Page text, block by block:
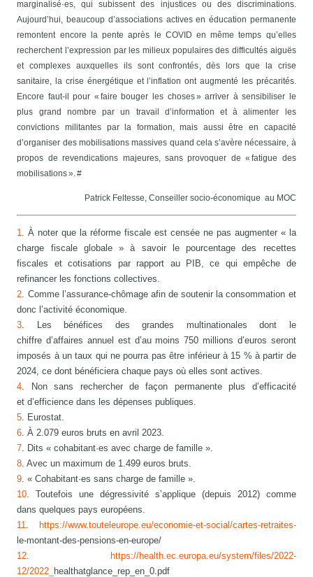
marginalisé·es, qui subissent des injustices ou des discriminations.
Aujourd’hui, beaucoup d’associations actives en éducation permanente
remontent encore la pente après le COVID en même temps qu’elles
recherchent l’expression par les milieux populaires des difficultés aiguës
et complexes auxquelles ils sont confrontés, dès lors que la crise
sanitaire, la crise énergétique et l’inflation ont augmenté les précarités.
Encore faut-il pour « faire bouger les choses » arriver à sensibiliser le
plus grand nombre par un travail d’information et à alimenter les
convictions militantes par la formation, mais aussi être en capacité
d’organiser des mobilisations massives quand cela s’avère nécessaire, à
propos de revendications majeures, sans provoquer de « fatigue des
mobilisations ». #
Patrick Feltesse, Conseiller socio-économique au MOC
1
. À noter que la réforme fiscale est censée ne pas augmenter « la
charge fiscale globale » à savoir le pourcentage des recettes
fiscales et cotisations par rapport au PIB, ce qui empêche de
refinancer les fonctions collectives.
2 . Comme l’assurance-chômage afin de soutenir la consommation et
donc l’activité économique.
3 . Les bénéfices des grandes multinationales dont le
chiffre d’affaires annuel est d’au moins 750 millions d’euros seront
imposés à un taux qui ne pourra pas être inférieur à 15 % à partir de
2024, ce dont bénéficiera chaque pays où elles sont actives.
4 . Non sans rechercher de façon permanente plus d’efficacité
et d’efficience dans les dépenses publiques.
5 . Eurostat.
6 . À 2.079 euros bruts en avril 2023.
7 . Dits « cohabitant·es avec charge de famille ».
8 . Avec un maximum de 1.499 euros bruts.
9 . « Cohabitant·es sans charge de famille ».
10 . Toutefois une dégressivité s’applique (depuis 2012) comme
dans quelques pays européens.
11
https://www.touteleurope.eu/economie-et-social/cartes-retraites-
le-montant-des-pensions-en-europe/
12
https://health.ec.europa.eu/system/files/2022-
12/2022_ healthatglance_rep_en_0.pdf